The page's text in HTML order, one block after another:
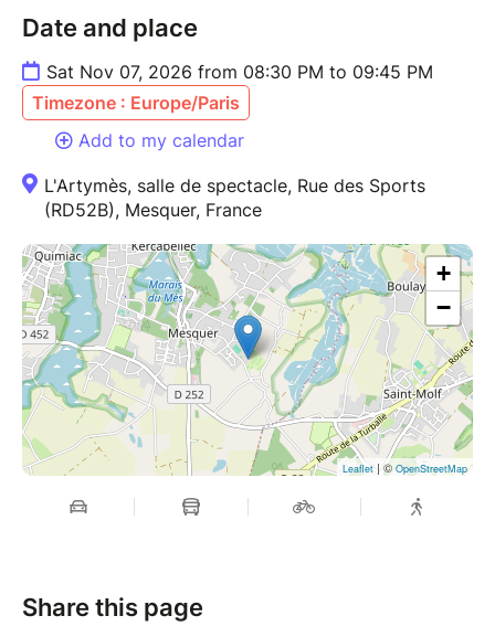
Date and place
Sat Nov 07, 2026 from 08:30 PM to 09:45 PM
Timezone : Europe/Paris
Add to my calendar
L'Artymès, salle de spectacle, Rue des Sports
(RD52B), Mesquer, France
+
−
Leaflet | © OpenStreetMap
Share this page